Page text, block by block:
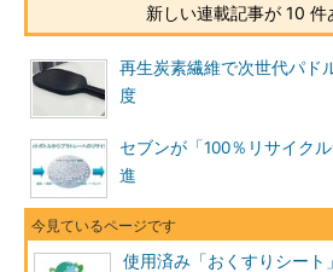
新しい連載記事が 10 件
再生炭素繊維で次世代パド
度
セブンが「100％リサイク
進
使用済み「おくすりシート